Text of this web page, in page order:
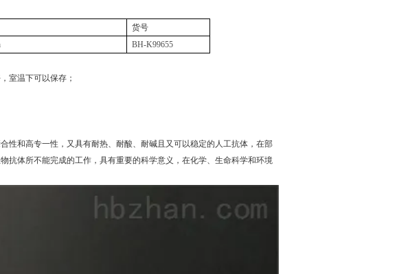
货号
BH-K99655
室温下可以保存；
性和高专一性，又具有耐热、耐酸、耐碱且又可以稳定的人工抗体，在部
抗体所不能完成的工作，具有重要的科学意义，在化学、生命科学和环境